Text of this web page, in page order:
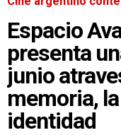
Espacio
presenta
junio
memoria,
identidad